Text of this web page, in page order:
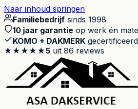
Naar inhoud springen
Familiebedrijf sinds 1998
10 jaar garantie op werk én
KOMO + DAKMERK gecertificeerd
★★★★★5 uit 86 reviews